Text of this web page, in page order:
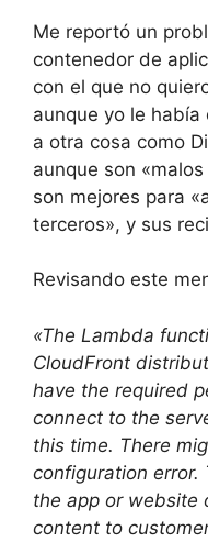
Me reportó un
contenedor de
con el que no
aunque yo le había
a otra cosa como
aunque son
son mejores para
terceros», y sus
Revisando este
«The Lambda
CloudFront
have the required
connect to the
this time. There
configuration error.
the app or website
content to